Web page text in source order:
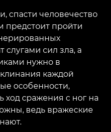
спасти человечество
предстоит пройти
сил зла, а
нужно в
каждой
особенности,
ход сражения с ног на
ведь вражеские